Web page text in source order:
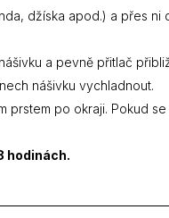
džíska apod.) a přes ni
a pevně přitlač
nášivku vychladnout.
prstem po okraji. Pokud
hodinách.